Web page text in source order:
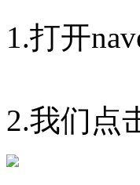
1.打开
2.我们点